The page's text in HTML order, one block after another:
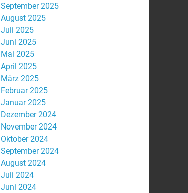
September 2025
August 2025
Juli 2025
Juni 2025
Mai 2025
April 2025
März 2025
Februar 2025
Januar 2025
Dezember 2024
November 2024
Oktober 2024
September 2024
August 2024
Juli 2024
Juni 2024